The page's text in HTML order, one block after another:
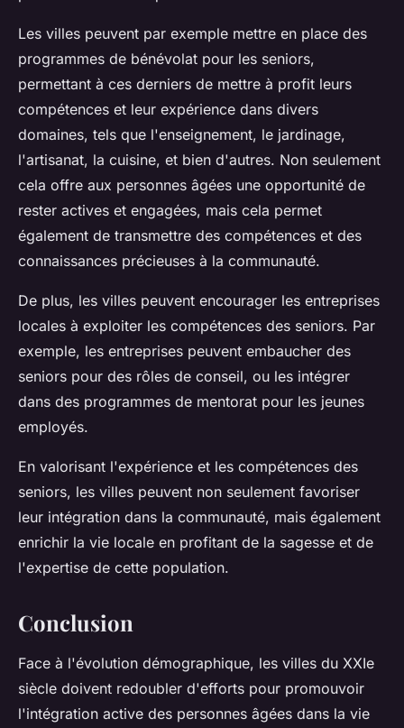
Les villes peuvent par exemple mettre en place des
programmes de bénévolat pour les seniors,
permettant à ces derniers de mettre à profit leurs
compétences et leur expérience dans divers
domaines, tels que l'enseignement, le jardinage,
l'artisanat, la cuisine, et bien d'autres. Non seulement
cela offre aux personnes âgées une opportunité de
rester actives et engagées, mais cela permet
également de transmettre des compétences et des
connaissances précieuses à la communauté.
De plus, les villes peuvent encourager les entreprises
locales à exploiter les compétences des seniors. Par
exemple, les entreprises peuvent embaucher des
seniors pour des rôles de conseil, ou les intégrer
dans des programmes de mentorat pour les jeunes
employés.
En valorisant l'expérience et les compétences des
seniors, les villes peuvent non seulement favoriser
leur intégration dans la communauté, mais également
enrichir la vie locale en profitant de la sagesse et de
l'expertise de cette population.
Conclusion
Face à l'évolution démographique, les villes du XXIe
siècle doivent redoubler d'efforts pour promouvoir
l'intégration active des personnes âgées dans la vie